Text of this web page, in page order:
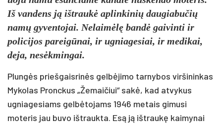
Iš vandens ją ištraukė aplinkinių daugiabučių
namų gyventojai. Nelaimėlę bandė gaivinti ir
policijos pareigūnai, ir ugniagesiai, ir medikai,
deja, nesėkmingai.
Plungės priešgaisrinės gelbėjimo tarnybos viršininkas
Mykolas Pronckus „Žemaičiui“ sakė, kad atvykus
ugniagesiams gelbėtojams 1946 metais gimusi
moteris jau buvo ištraukta. Esą ją ištraukę kaimynai